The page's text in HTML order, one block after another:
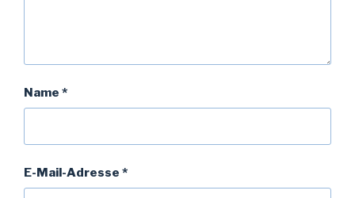
Name *
E-Mail-Adresse *